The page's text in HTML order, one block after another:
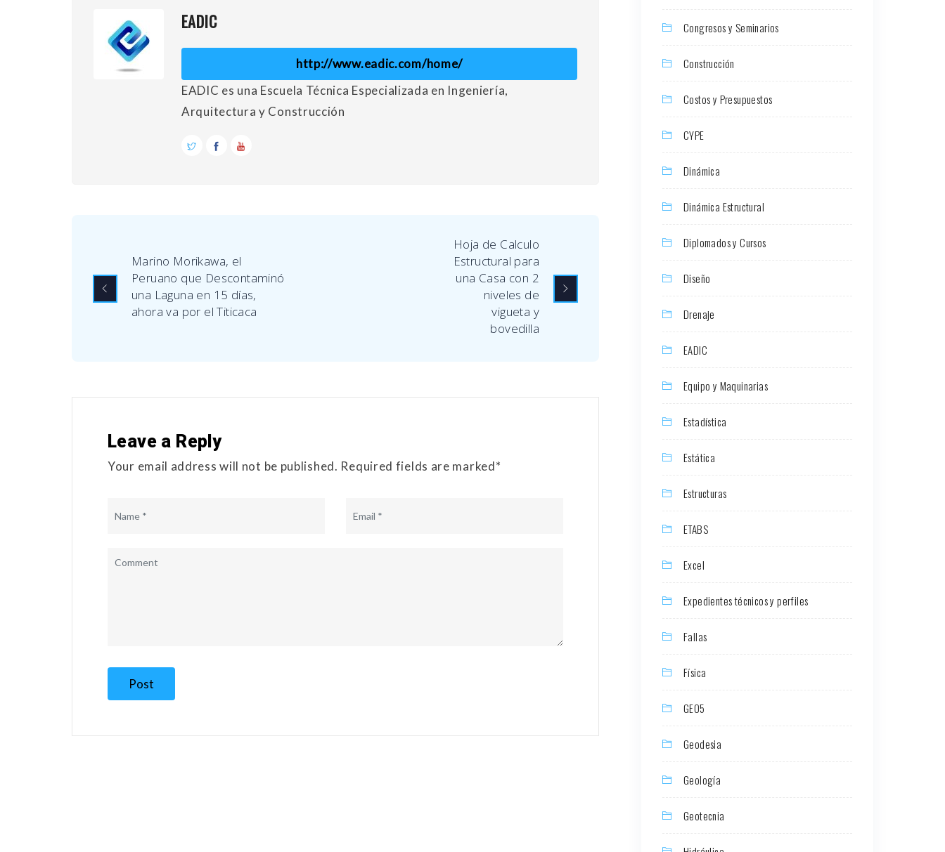
EADIC
http://www.eadic.com/home/
EADIC es una Escuela Técnica Especializada en Ingeniería,
Arquitectura y Construcción
Marino Morikawa, el
Peruano que Descontaminó
una Laguna en 15 días,
ahora va por el Titicaca
Hoja de Calculo
Estructural para
una Casa con 2
niveles de
vigueta y
bovedilla
Leave a Reply
Your email address will not be published. Required fields are marked*
Congresos y Seminarios
Construcción
Costos y Presupuestos
CYPE
Dinámica
Dinámica Estructural
Diplomados y Cursos
Diseño
Drenaje
EADIC
Equipo y Maquinarias
Estadística
Estática
Estructuras
ETABS
Excel
Expedientes técnicos y perfiles
Fallas
Física
GEO5
Geodesia
Geología
Geotecnia